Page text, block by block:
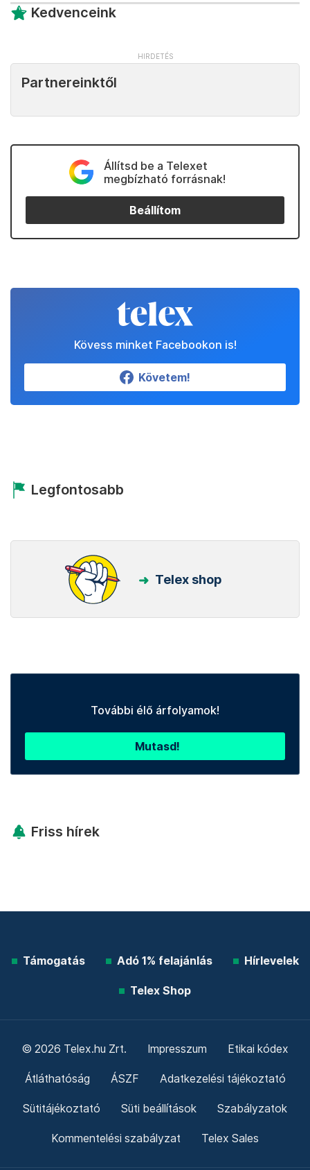
Kedvenceink
Partnereinktől
Állítsd be a Telexet
megbízható forrásnak!
Beállítom
Kövess minket Facebookon is!
Követem!
Legfontosabb
Telex shop
További élő árfolyamok!
Mutasd!
Friss hírek
Támogatás Adó 1% felajánlás Hírlevelek
Telex Shop
© 2026 Telex.hu Zrt. Impresszum Etikai kódex
Átláthatóság ÁSZF Adatkezelési tájékoztató
Sütitájékoztató Süti beállítások Szabályzatok
Kommentelési szabályzat Telex Sales